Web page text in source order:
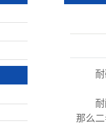
耐
耐酸
那么